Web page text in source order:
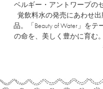
ベルギー・アントワープの
覚飲料水の発売にあわせ
品。「Beauty of Water」を
の命を、美しく豊かに育む